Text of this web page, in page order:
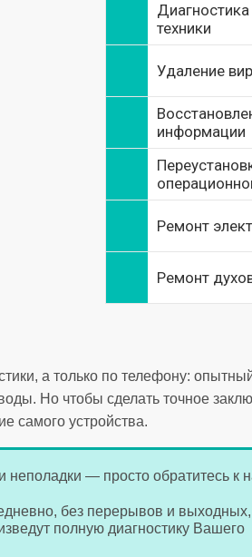
техники
Удаление
информации
Ремонт
Ремонт
а только по телефону:
Но чтобы сделать точное
самого устройства.
— просто обратитесь к
без перерывов и
полную диагностику Вашего